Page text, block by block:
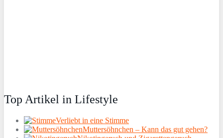
Top Artikel in Lifestyle
Verliebt in eine Stimme
Muttersöhnchen – Kann das gut gehen?